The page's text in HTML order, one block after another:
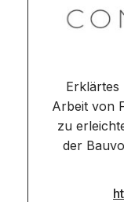
Erklärtes
Arbeit von
zu
der